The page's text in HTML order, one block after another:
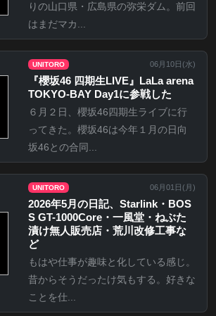
りの山口県・広島県の弥栄ダム。前回
はまだマカ...
UNITORO 06月10日(水)
『櫻坂46 四期生LIVE』LaLa arena
TOKYO-BAY Day1に参戦した
６月２日、櫻坂46四期生ライブに行
ってきた。櫻坂46は今年１月の日向
坂46との合同...
UNITORO 06月01日( 月 )
2026年5月の日記、Starlink・BOS
S GT-1000Core・一風堂・ねぶた
漬け無人販売店・荒川改修工事な
ど
もはや仕事が趣味と化している感じ。
昔からそうだったけ気もする。好きな
ことを仕...